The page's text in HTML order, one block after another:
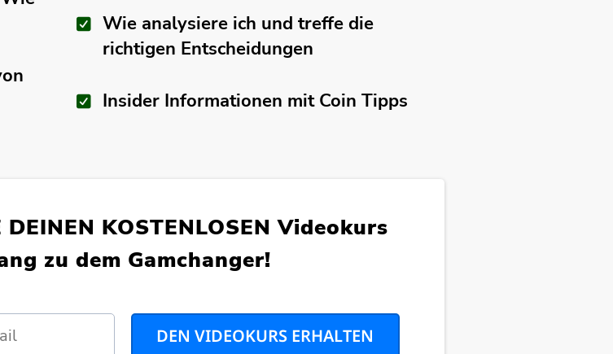
Wie analysiere ich und treffe die
richtigen Entscheidungen
Insider Informationen mit Coin Tipps
DEINEN KOSTENLOSEN Videokurs
zu dem Gamchanger!
DEN VIDEOKURS ERHALTEN